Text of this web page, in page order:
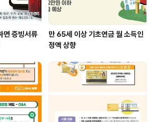
면 증빙서류
만 65세 이상 기초연금 월 소득인
정액 상향